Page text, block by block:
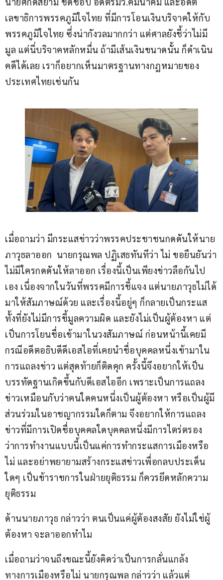
เลขาธิการพรรคภูมิใจไทย ที่มีการโอนเงินบริจาคให้กับ
พรรคภูมิใจไทย ซึ่งน่ากังวลมากกว่า แต่ศาลยังชี้ว่าไม่มี
มูล แต่นี่บริจาคหลักหมื่น ถ้ามีเส้นเงินขนาดนั้น ก็ดำเนิน
คดีได้เลย เราก็อยากเห็นมาตรฐานทางกฎหมายของ
ประเทศไทยเช่นกัน
เมื่อถามว่า มีกระแสข่าวว่าพรรคประชาชนกดดันให้นาย
ภาวุธลาออก  นายกรุณพล ปฏิเสธทันทีว่า ไม่ ขอยืนยันว่า
ไม่มีใครกดดันให้ลาออก เรื่องนี้เป็นเพียงข่าวลือกันไป
เอง เนื่องจากในวันที่พรรคมีการชี้แจง แต่นายภาวุธไม่ได้
มาให้สัมภาษณ์ด้วย และเรื่องนี้อยู่ๆ ก็กลายเป็นกระแส
ทั้งที่ยังไม่มีการชี้มูลความผิด และยังไม่เป็นผู้ต้องหา แต่
เป็นการโยนชื่อเข้ามาในวงสัมภาษณ์ ก่อนหน้านี้เคยมี
กรณีอดีตอธิบดีดีเอสไอที่เคยนำชื่อบุคคลหนึ่งเข้ามาใน
การแถลงข่าว แต่สุดท้ายก็ติดคุก ครั้งนี้จึงอยากให้เป็น
บรรทัดฐานเกิดขึ้นกับดีเอสไออีก เพราะเป็นการแถลง
ข่าวเหมือนกับว่าคนใดคนหนึ่งเป็นผู้ต้องหา หรือเป็นผู้มี
ส่วนร่วมในอาชญากรรมใดก็ตาม จึงอยากให้การแถลง
ข่าวที่มีการเปิดชื่อบุคคลใดบุคคลหนึ่งมีการไตร่ตรอง
ว่าการทำงานแบบนี้เป็นแค่การทำกระแสการเมืองหรือ
ไม่ และอย่าพยายามสร้างกระแสข่าวเพื่อกลบประเด็น
ใดๆ เป็นข้าราชการในฝ่ายยุติธรรม ก็ควรยึดหลักความ
ยุติธรรม
ด้านนายภาวุธ กล่าวว่า ตนเป็นแค่ผู้ต้องสงสัย ยังไม่ใช่ผู้
ต้องหา จะลาออกทำไม
เมื่อถามว่าจนถึงขณะนี้ยังคิดว่าเป็นการกลั่นแกล้ง
ทางการเมืองหรือไม่ นายกรุณพล กล่าวว่า แล้วแต่